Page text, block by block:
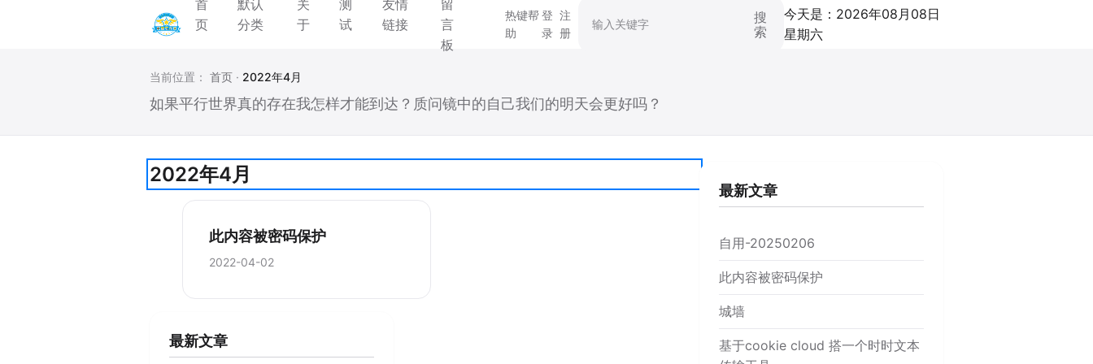
首
页
默认
分类
关
于
测
试
友情
链接
留
言
板
热键帮
助
登
录
注
册
搜
索
今天是：2026年08月08日
星期六
当前位置： 首页 · 2022年4月
如果平行世界真的存在我怎样才能到达？质问镜中的自己我们的明天会更好吗？
2022年4月
此内容被密码保护
2022-04-02
最新文章
最新文章
自用-20250206
此内容被密码保护
城墙
基于cookie cloud 搭一个时时文本